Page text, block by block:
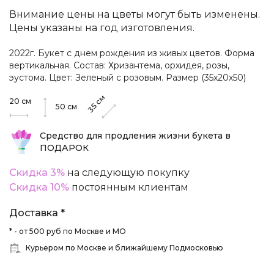
Внимание цены на цветы могут быть изменены.
Цены указаны на год изготовления.
2022г. Букет с днем рождения из живых цветов. Форма
вертикальная. Состав: Хризантема, орхидея, розы,
эустома. Цвет: Зеленый с розовым. Размер (35х20х50)
20 см
50 см 35см
Средство для продления жизни букета в
ПОДАРОК
Скидка 3% на следующую покупку
Скидка 10% постоянным клиентам
Доставка *
* - от 500 руб по Москве и МО
Курьером по Москве и ближайшему Подмосковью